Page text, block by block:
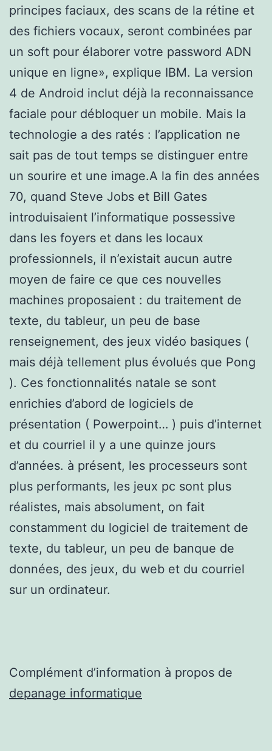
principes faciaux, des scans de la rétine et
des fichiers vocaux, seront combinées par
un soft pour élaborer votre password ADN
unique en ligne», explique IBM. La version
4 de Android inclut déjà la reconnaissance
faciale pour débloquer un mobile. Mais la
technologie a des ratés : l’application ne
sait pas de tout temps se distinguer entre
un sourire et une image.A la fin des années
70, quand Steve Jobs et Bill Gates
introduisaient l’informatique possessive
dans les foyers et dans les locaux
professionnels, il n’existait aucun autre
moyen de faire ce que ces nouvelles
machines proposaient : du traitement de
texte, du tableur, un peu de base
renseignement, des jeux vidéo basiques (
mais déjà tellement plus évolués que Pong
). Ces fonctionnalités natale se sont
enrichies d’abord de logiciels de
présentation ( Powerpoint… ) puis d’internet
et du courriel il y a une quinze jours
d’années. à présent, les processeurs sont
plus performants, les jeux pc sont plus
réalistes, mais absolument, on fait
constamment du logiciel de traitement de
texte, du tableur, un peu de banque de
données, des jeux, du web et du courriel
sur un ordinateur.
Complément d’information à propos de
depanage informatique